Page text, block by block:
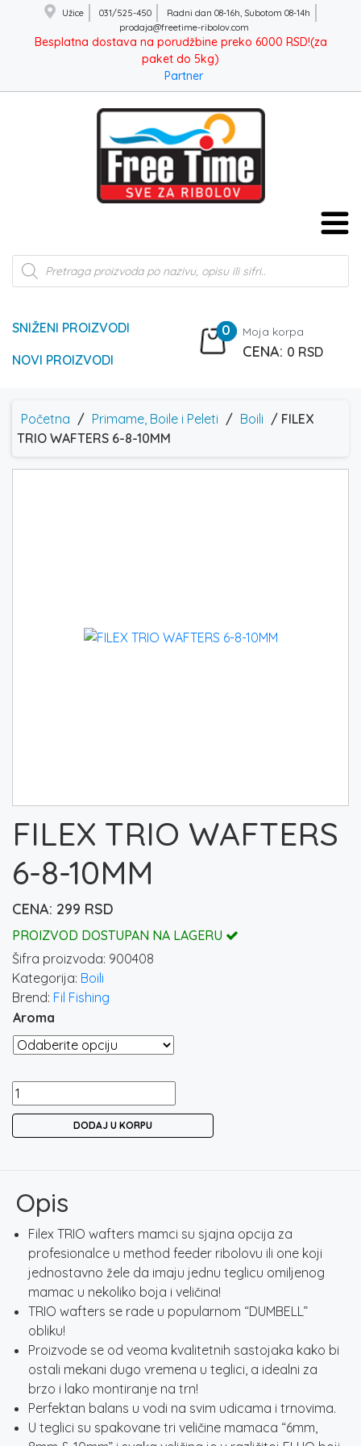
Užice 031/525-450
Radni dan 08-16h, Subotom 08-14h
prodaja@freetime-ribolov.com
Besplatna dostava na porudžbine preko 6000 RSD!(za
paket do 5kg)
Partner
Products
search
SNIŽENI PROIZVODI
NOVI PROIZVODI
0 Moja korpa
0 RSD
Početna / Primame, Boile i Peleti / Boili / FILEX
TRIO WAFTERS 6-8-10MM
FILEX TRIO WAFTERS
6-8-10MM
299 RSD
PROIZVOD DOSTUPAN NA LAGERU
Šifra proizvoda: 900408
Kategorija: Boili
Brend: Fil Fishing
Aroma
FILEX
TRIO
količina
DODAJ U KORPU
Opis
Filex TRIO wafters mamci su sjajna opcija za
profesionalce u method feeder ribolovu ili one koji
jednostavno žele da imaju jednu teglicu omiljenog
mamac u nekoliko boja i veličina!
TRIO wafters se rade u popularnom “DUMBELL”
obliku!
Proizvode se od veoma kvalitetnih sastojaka kako bi
ostali mekani dugo vremena u teglici, a idealni za
brzo i lako montiranje na trn!
Perfektan balans u vodi na svim udicama i trnovima.
U teglici su spakovane tri veličine mamaca “6mm,